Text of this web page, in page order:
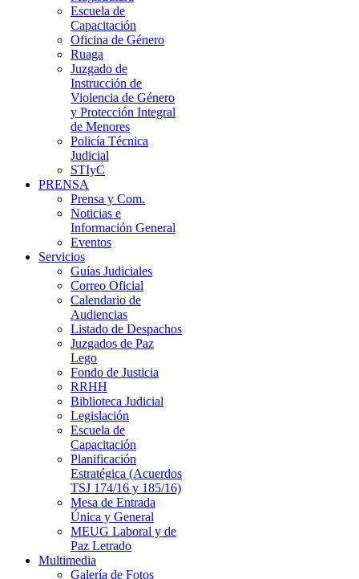
Escuela de
Capacitación
Oficina de Género
Ruaga
Juzgado de
Instrucción de
Violencia de Género
y Protección Integral
de Menores
Policía Técnica
Judicial
STIyC
PRENSA
Prensa y Com.
Noticias e
Información General
Eventos
Servicios
Guías Judiciales
Correo Oficial
Calendario de
Audiencias
Listado de Despachos
Juzgados de Paz
Lego
Fondo de Justicia
RRHH
Biblioteca Judicial
Legislación
Escuela de
Capacitación
Planificación
Estratégica (Acuerdos
TSJ 174/16 y 185/16)
Mesa de Entrada
Única y General
MEUG Laboral y de
Paz Letrado
Multimedia
Galería de Fotos